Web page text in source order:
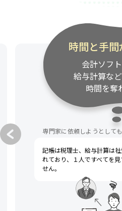
時間と手
会計ソフ
給与計算な
時間を奪
専門家に依頼しようとして
記帳は税理士、給与計算は
れており、１人ですべてを
せん。